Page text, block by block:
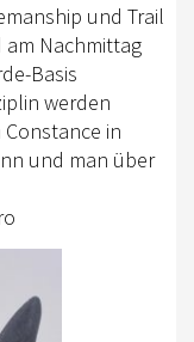
und Trail
Nachmittag
Basis
werden
in
und man über